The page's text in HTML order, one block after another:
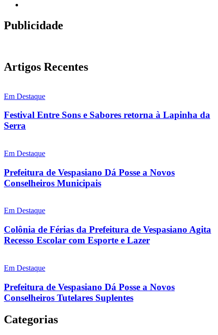
Publicidade
Artigos Recentes
Em Destaque
Festival Entre Sons e Sabores retorna à Lapinha da
Serra
Em Destaque
Prefeitura de Vespasiano Dá Posse a Novos
Conselheiros Municipais
Em Destaque
Colônia de Férias da Prefeitura de Vespasiano Agita
Recesso Escolar com Esporte e Lazer
Em Destaque
Prefeitura de Vespasiano Dá Posse a Novos
Conselheiros Tutelares Suplentes
Categorias